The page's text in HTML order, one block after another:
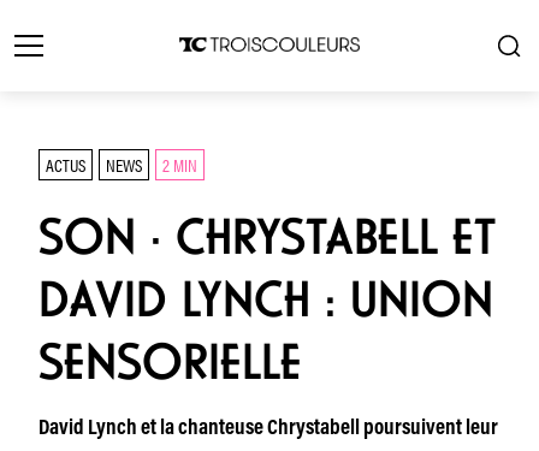
ACTUS NEWS 2 MIN
SON · CHRYSTABELL ET
DAVID LYNCH : UNION
SENSORIELLE
David Lynch et la chanteuse Chrystabell poursuivent leur